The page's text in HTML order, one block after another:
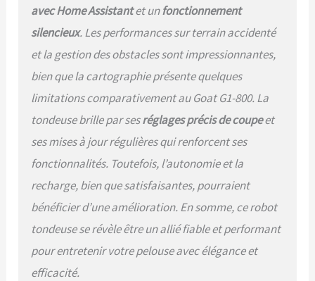
vision IA UltraSense de
les bords de la pelouse
sont alignés, YUKA mini
déplacer le long de la limite
pour une coupe nette et
limites invisibles pour
rester dans les zones de
sans signaux satellites.
Reconnaissance et
technologie de
reconnaissance et
d'évitement d'objets 3D
par apprentissage profond
avec Home Assistantet unfonctionnement
silencieux. Les performances sur terrain accidenté
et la gestion des obstacles sont impressionnantes,
bien que la cartographie présente quelques
limitations comparativement au Goat G1-800. La
tondeuse brille par sesréglages précis de coupeet
ses mises à jour régulières qui renforcent ses
fonctionnalités. Toutefois, l’autonomie et la
recharge, bien que satisfaisantes, pourraient
bénéficier d’une amélioration. En somme, ce robot
tondeuse se révèle être un allié fiable et performant
pour entretenir votre pelouse avec élégance et
efficacité.